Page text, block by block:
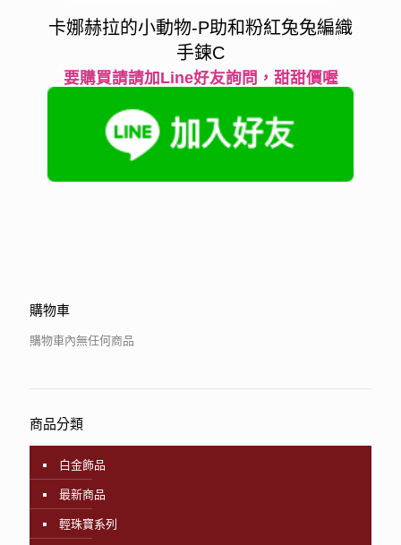
卡娜赫拉的小動物-P助和粉紅兔兔編織
手鍊C
要購買請請加Line好友詢問，甜甜價喔
購物車
購物車內無任何商品
商品分類
白金飾品
最新商品
輕珠寶系列